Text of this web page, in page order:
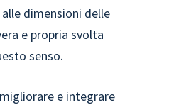
dimensioni delle
e propria svolta
senso.
e integrare